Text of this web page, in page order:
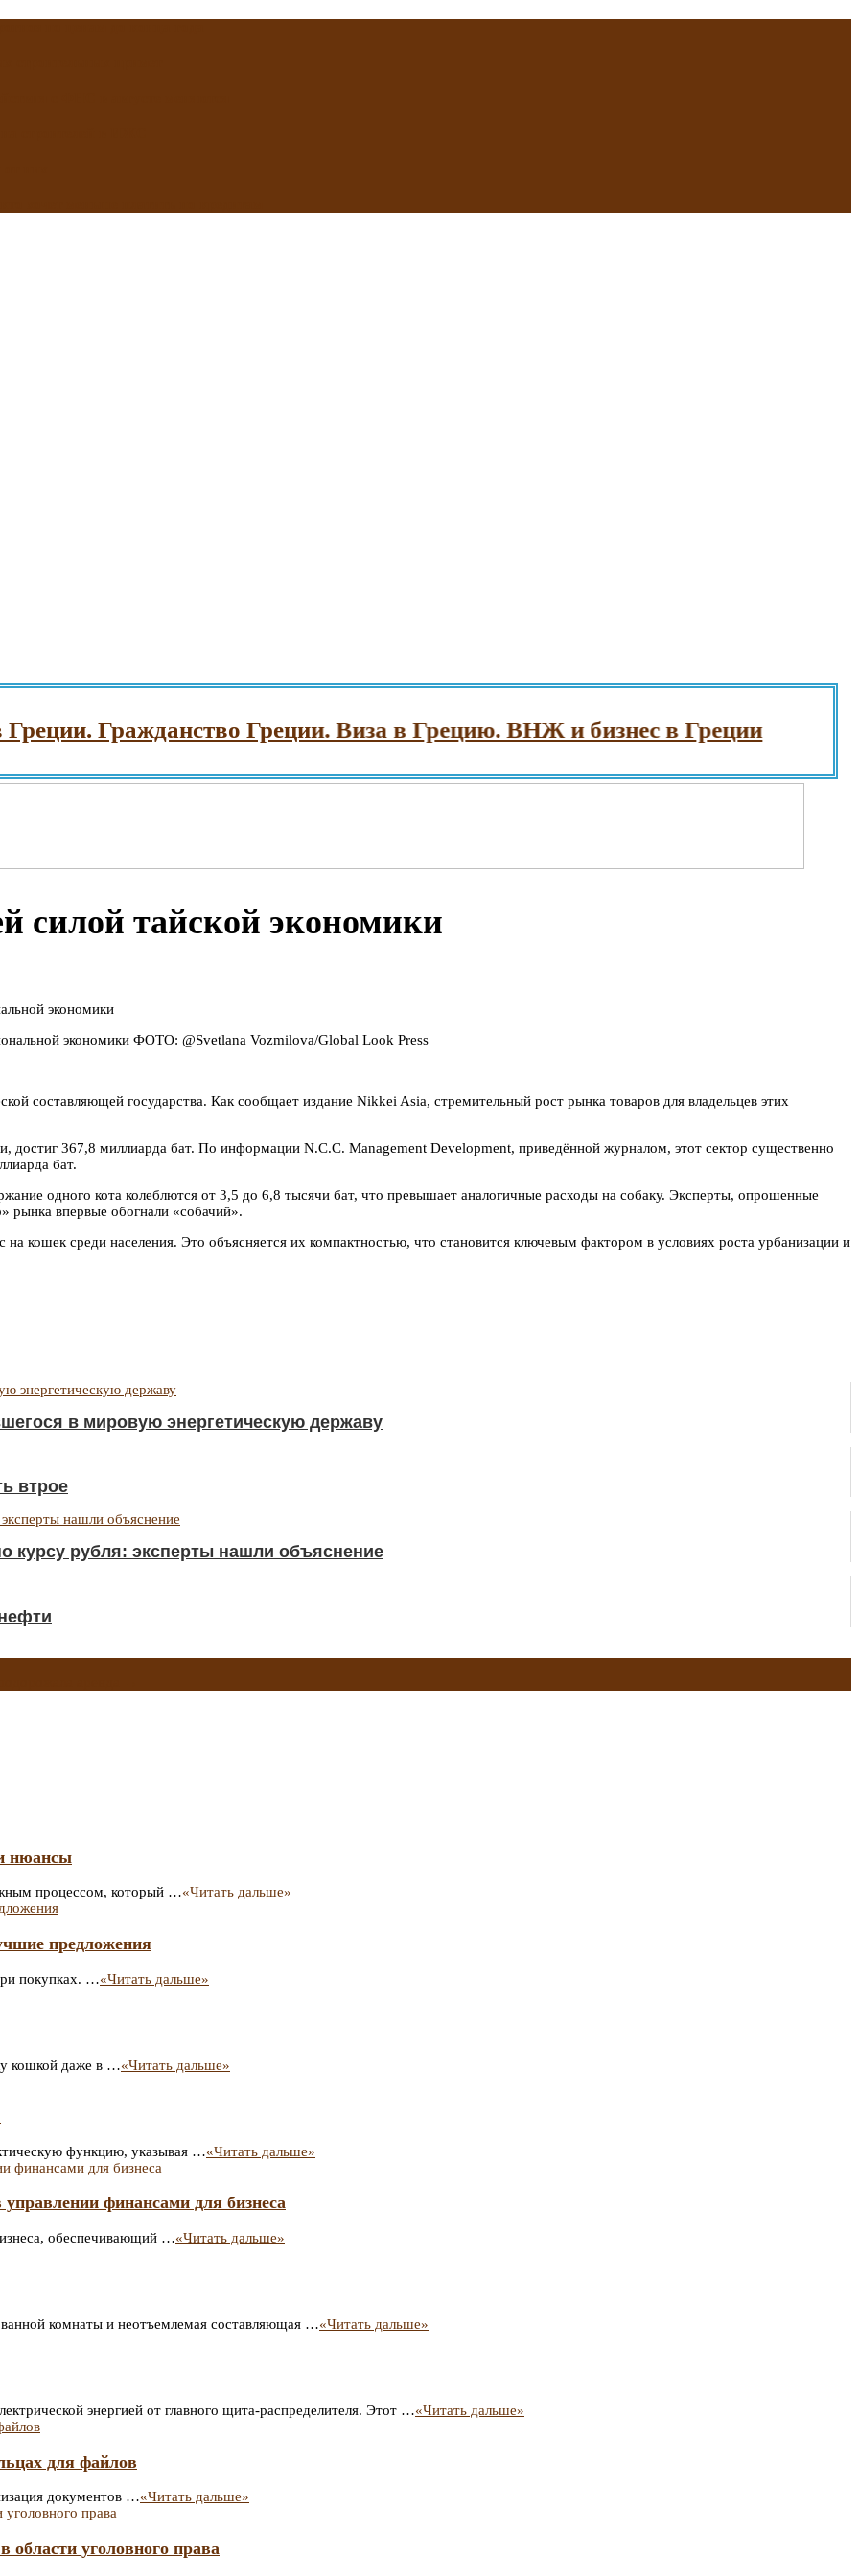
строителей в ИЖС
них
хочет меньше платить по кредитам
Гражданство Греции. Виза в Грецию. ВНЖ и бизнес в Греции
тайской экономики
экономики
ФОТО: @Svetlana Vozmilova/Global Look Press
составляющей государства. Как сообщает издание Nikkei Asia, стремительный рост рынка товаров для владельцев этих
достиг 367,8 миллиарда бат. По информации N.C.C. Management Development, приведённой журналом, этот сектор существенно
бат.
одного кота колеблются от 3,5 до 6,8 тысячи бат, что превышает аналогичные расходы на собаку. Эксперты, опрошенные
рынка впервые обогнали «собачий».
кошек среди населения. Это объясняется их компактностью, что становится ключевым фактором в условиях роста урбанизации и
в мировую энергетическую державу
втрое
курсу рубля: эксперты нашли объяснение
нюансы
процессом, который …«Читать дальше»
предложения
покупках. …«Читать дальше»
кошкой даже в …«Читать дальше»
функцию, указывая …«Читать дальше»
финансами для бизнеса
обеспечивающий …«Читать дальше»
комнаты и неотъемлемая составляющая …«Читать дальше»
энергией от главного щита-распределителя. Этот …«Читать дальше»
для файлов
документов …«Читать дальше»
области уголовного права